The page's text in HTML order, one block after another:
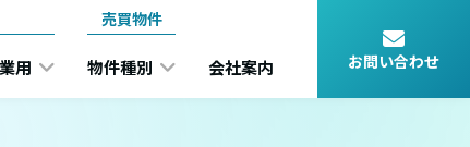
用
売買物件
物件種別 会社案内 お問い合わせ